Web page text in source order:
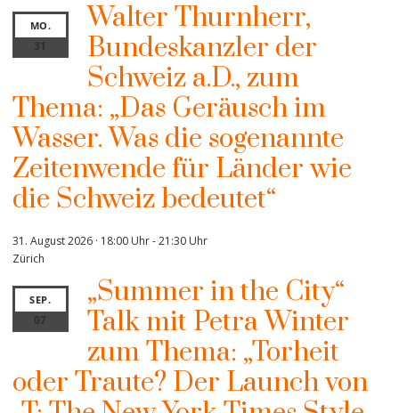
MO.
31
Walter Thurnherr,
Bundeskanzler der
Schweiz a.D., zum
Thema: „Das Geräusch im
Wasser. Was die sogenannte
Zeitenwende für Länder wie
die Schweiz bedeutet“
31. August 2026 · 18:00 Uhr-21:30 Uhr
Zürich
SEP.
07
„Summer in the City“
Talk mit Petra Winter
zum Thema: „Torheit
oder Traute? Der Launch von